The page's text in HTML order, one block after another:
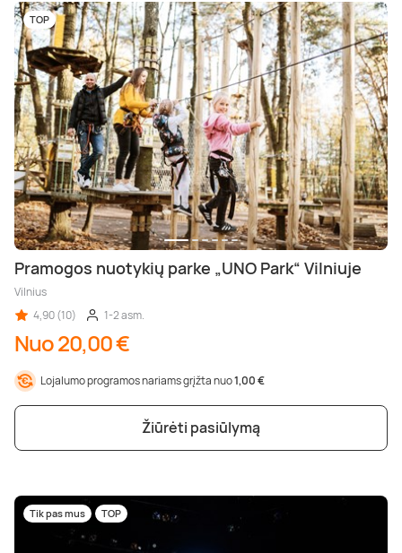
TOP
Pramogos nuotykių parke „UNO Park“ Vilniuje
Vilnius
4,90 (10)
1-2 asm.
Nuo 20,00 €
Lojalumo programos nariams grįžta nuo1,00 €
Žiūrėti pasiūlymą
Tik pas mus TOP